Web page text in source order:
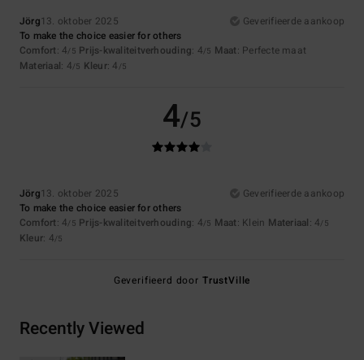
Jörg13. oktober 2025
Geverifieerde aankoop
To make the choice easier for others
Comfort: 4/5 Prijs-kwaliteitverhouding: 4/5 Maat: Perfecte maat
Materiaal: 4/5 Kleur: 4 /5
4/5
Jörg13. oktober 2025
Geverifieerde aankoop
To make the choice easier for others
Comfort: 4/5 Prijs-kwaliteitverhouding: 4/5 Maat: Klein Materiaal: 4/5
Kleur: 4/5
Geverifieerd door TrustVille
Recently Viewed